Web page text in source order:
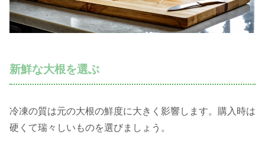
新鮮な大根を選ぶ
冷凍の質は元の大根の鮮度に大きく影響します。購入時は
硬くて瑞々しいものを選びましょう。